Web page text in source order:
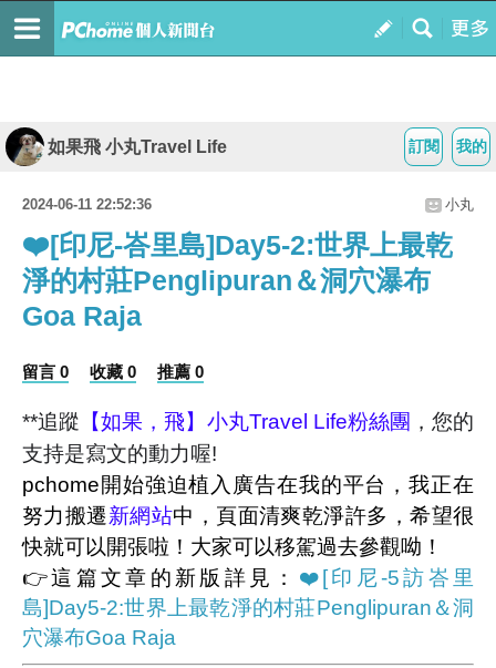
我的
訂閱
如果飛 小丸Travel Life
2024-06-11 22:52:36 小丸
❤️[印尼-峇里島]Day5-2:世界上最乾
淨的村莊Penglipuran＆洞穴瀑布
Goa Raja
留言 0 收藏 0 推薦 0
**追蹤 【如果，飛】小丸Travel Life粉絲團 ，您的
支持是寫文的動力喔!
pchome開始強迫植入廣告在我的平台，我正在
努力搬遷新網站中，頁面清爽乾淨許多，希望很
快就可以開張啦！大家可以移駕過去參觀呦！
👉這篇文章的新版詳見： ❤️[印尼-5訪峇里
島]Day5-2:世界上最乾淨的村莊Penglipuran＆洞
穴瀑布Goa Raja